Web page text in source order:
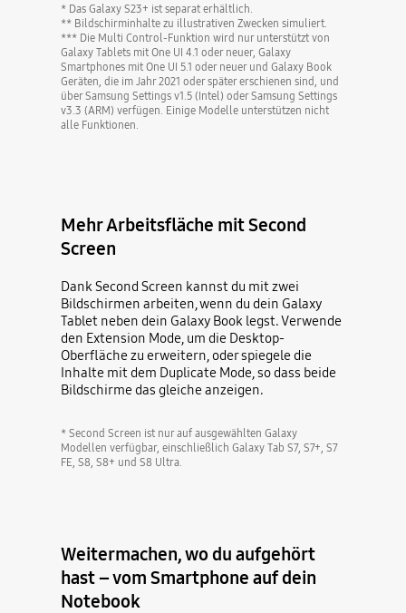
* Das Galaxy S23+ ist separat erhältlich.
** Bildschirminhalte zu illustrativen Zwecken simuliert.
*** Die Multi Control-Funktion wird nur unterstützt von
Galaxy Tablets mit One UI 4.1 oder neuer, Galaxy
Smartphones mit One UI 5.1 oder neuer und Galaxy Book
Geräten, die im Jahr 2021 oder später erschienen sind, und
über Samsung Settings v1.5 (Intel) oder Samsung Settings
v3.3 (ARM) verfügen. Einige Modelle unterstützen nicht
alle Funktionen.
Mehr Arbeitsfläche mit Second
Screen
Dank Second Screen kannst du mit zwei
Bildschirmen arbeiten, wenn du dein Galaxy
Tablet neben dein Galaxy Book legst. Verwende
den Extension Mode, um die Desktop-
Oberfläche zu erweitern, oder spiegele die
Inhalte mit dem Duplicate Mode, so dass beide
Bildschirme das gleiche anzeigen.
* Second Screen ist nur auf ausgewählten Galaxy
Modellen verfügbar, einschließlich Galaxy Tab S7, S7+, S7
FE, S8, S8+ und S8 Ultra.
Weitermachen, wo du aufgehört
hast – vom Smartphone auf dein
Notebook